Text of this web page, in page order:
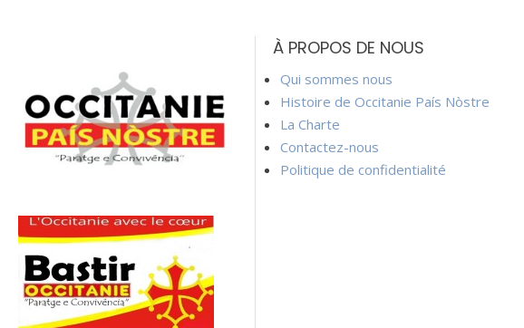
l’article
À PROPOS DE NOUS
Qui sommes nous
Histoire de Occitanie País Nòstre
La Charte
Contactez-nous
Politique de confidentialité